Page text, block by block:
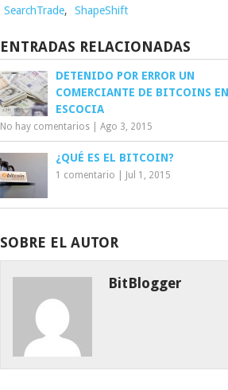
SearchTrade, ShapeShift
ENTRADAS RELACIONADAS
DETENIDO POR ERROR UN
COMERCIANTE DE BITCOINS EN
ESCOCIA
No hay comentarios Ago 3, 2015
¿QUÉ ES EL BITCOIN?
1 comentario Jul 1, 2015
SOBRE EL AUTOR
BitBlogger